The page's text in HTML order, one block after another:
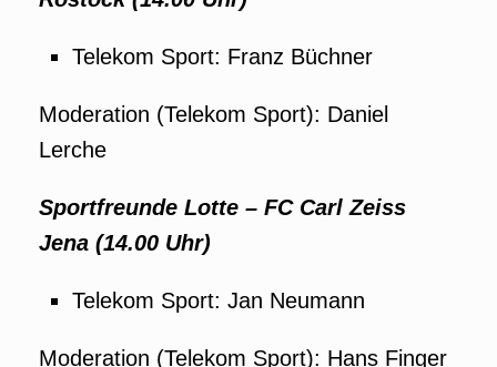
Telekom Sport: Franz Büchner
Moderation (Telekom Sport): Daniel
Lerche
Sportfreunde Lotte – FC Carl Zeiss
Jena (14.00 Uhr)
Telekom Sport: Jan Neumann
Moderation (Telekom Sport): Hans Finger